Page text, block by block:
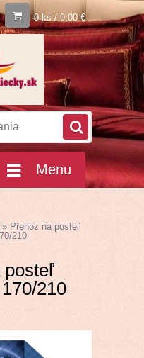
0 ks / 0,00 €
Menu
» Přehoz na posteľ
210
posteľ
210